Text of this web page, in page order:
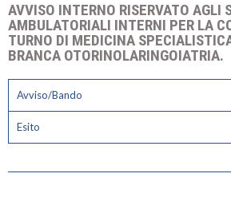
AVVISO INTERNO RISERVATO AGLI
AMBULATORIALI INTERNI PER LA
TURNO DI MEDICINA
BRANCA OTORINOLARINGOIATRIA.
Avviso/Bando
Esito